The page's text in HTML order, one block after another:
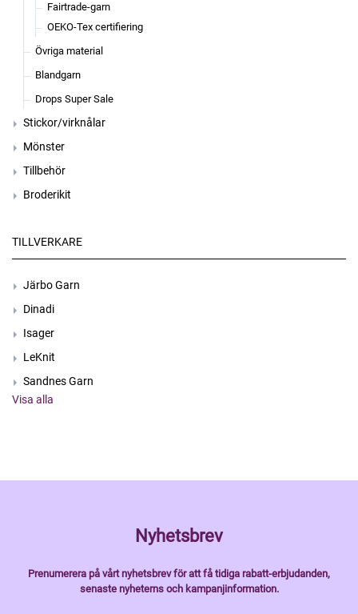
Fairtrade-garn
OEKO-Tex certifiering
Övriga material
Blandgarn
Drops Super Sale
Stickor/virknålar
Mönster
Tillbehör
Broderikit
TILLVERKARE
Järbo Garn
Dinadi
Isager
LeKnit
Sandnes Garn
Visa alla
Nyhetsbrev
Prenumerera på vårt nyhetsbrev för att få tidiga rabatt-erbjudanden,
senaste nyheterns och kampanjinformation.